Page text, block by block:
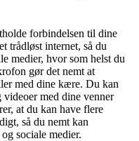
forbindelsen til dine
trådløst internet, så du
medier, hvor som helst du
gør det nemt at
med dine kære. Du kan
med dine venner
at du kan have flere
så du nemt kan
sociale medier.